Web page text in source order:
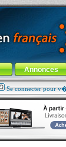
Annonces
Se connecter pour